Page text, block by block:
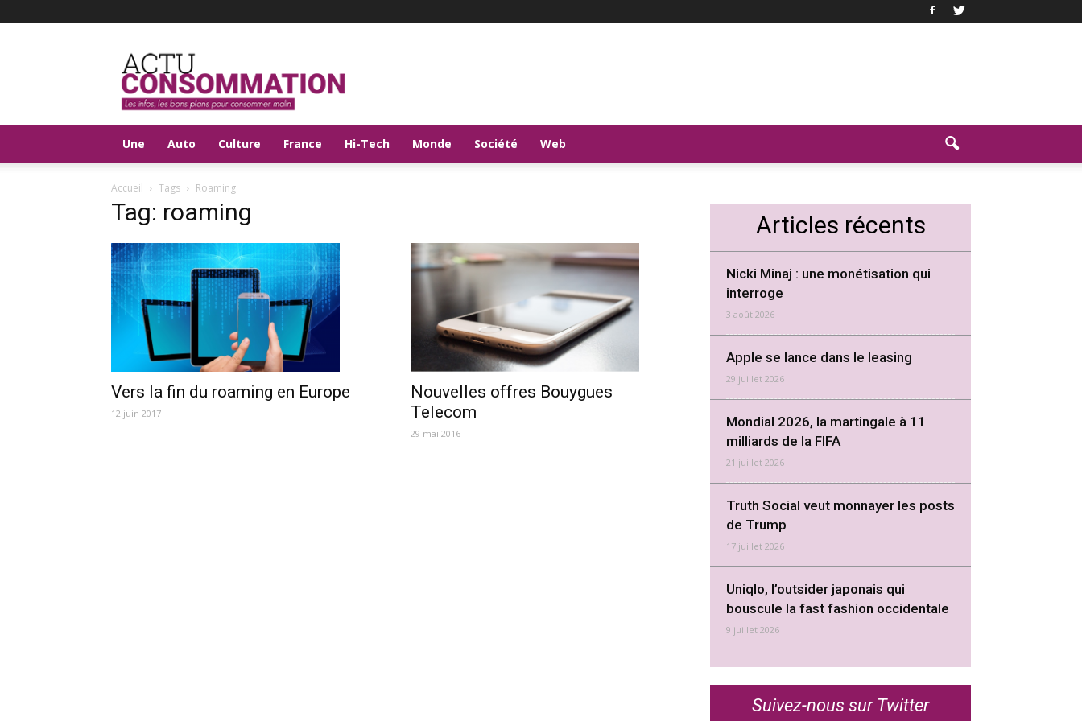
Actu
Consommation
Une Auto Culture France Hi-Tech Monde Société Web
Accueil Tags Roaming
Tag: roaming
Vers la fin du roaming en Europe
12 juin 2017
Nouvelles offres Bouygues
Telecom
29 mai 2016
Articles récents
Nicki Minaj : une monétisation qui
interroge
3 août 2026
Apple se lance dans le leasing
29 juillet 2026
Mondial 2026, la martingale à 11
milliards de la FIFA
21 juillet 2026
Truth Social veut monnayer les posts
de Trump
17 juillet 2026
Uniqlo, l’outsider japonais qui
bouscule la fast fashion occidentale
9 juillet 2026
Suivez-nous sur Twitter